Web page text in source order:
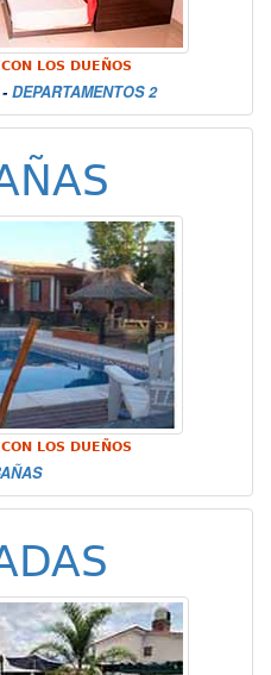
LOS DUEÑOS
- DEPARTAMENTOS 2
LOS DUEÑOS